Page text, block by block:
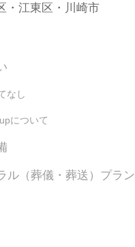
・江東区・川崎市
なし
について
ル（葬儀・葬送）プラン